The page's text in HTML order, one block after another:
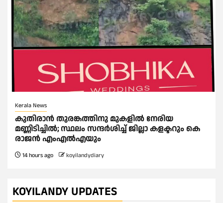
Kerala News
കുതിരാന്‍ തുരങ്കത്തിനു മുകളില്‍ നേരിയ
മണ്ണിടിച്ചില്‍; സ്ഥലം സന്ദര്‍ശിച്ച് ജില്ലാ കളക്ടറും കെ
രാജന്‍ എംഎല്‍എയും
14 hours ago koyilandydiary
KOYILANDY UPDATES